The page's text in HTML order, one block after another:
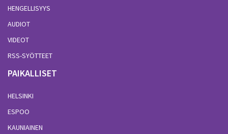
HENGELLISYYS
AUDIOT
VIDEOT
RSS-SYÖTTEET
PAIKALLISET
HELSINKI
ESPOO
KAUNIAINEN